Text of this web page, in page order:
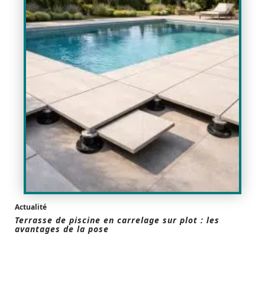
Actualité
Terrasse de piscine en carrelage sur plot : les
avantages de la pose